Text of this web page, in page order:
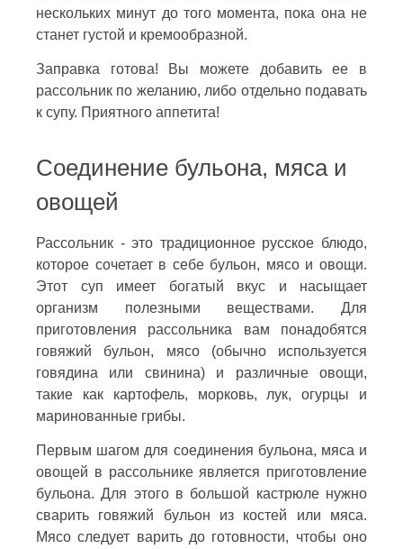
нескольких минут до того момента, пока она не
станет густой и кремообразной.
Заправка готова! Вы можете добавить ее в
рассольник по желанию, либо отдельно подавать
к супу. Приятного аппетита!
Соединение бульона, мяса и
овощей
Рассольник - это традиционное русское блюдо,
которое сочетает в себе бульон, мясо и овощи.
Этот суп имеет богатый вкус и насыщает
организм полезными веществами. Для
приготовления рассольника вам понадобятся
говяжий бульон, мясо (обычно используется
говядина или свинина) и различные овощи,
такие как картофель, морковь, лук, огурцы и
маринованные грибы.
Первым шагом для соединения бульона, мяса и
овощей в рассольнике является приготовление
бульона. Для этого в большой кастрюле нужно
сварить говяжий бульон из костей или мяса.
Мясо следует варить до готовности, чтобы оно